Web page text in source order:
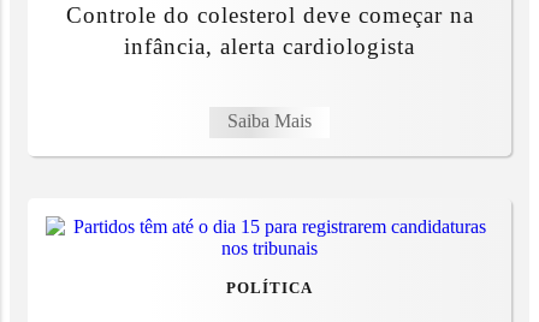
Controle do colesterol deve começar na
infância, alerta cardiologista
Saiba Mais
POLÍTICA